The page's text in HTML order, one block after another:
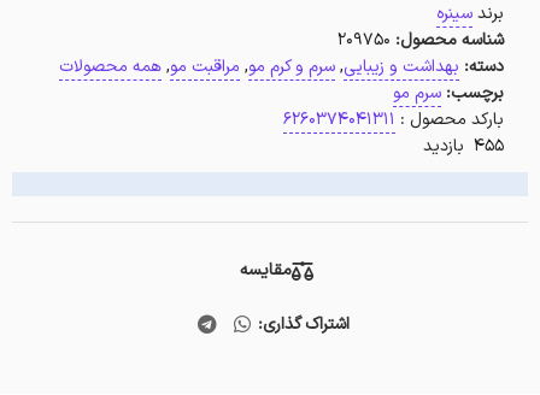
برندسینره
شناسه محصول: 209750
دسته: بهداشت و زیبایی,سرم و کرم مو, مراقبت مو,همه محصولات
برچسب: سرم مو
بارکد محصول : 6260374041311
455 بازدید
مقایسه
اشتراک گذاری: